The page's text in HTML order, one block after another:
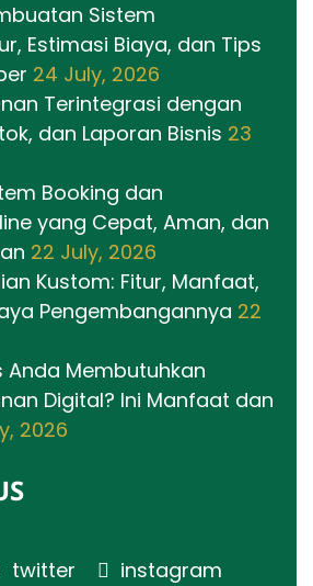
Sistem
Estimasi Biaya, dan Tips
24 July, 2026
Terintegrasi dengan
dan Laporan Bisnis 23
Booking dan
yang Cepat, Aman, dan
22 July, 2026
Kustom: Fitur, Manfaat,
Pengembangannya 22
Anda Membutuhkan
Digital? Ini Manfaat dan
2026
twitter
instagram